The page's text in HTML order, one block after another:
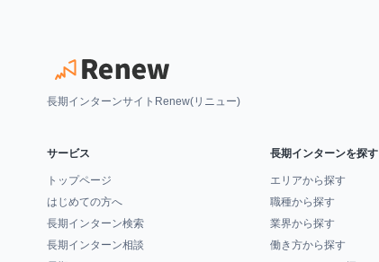
長期インターンサイトRenew(リニュー)
サービス
トップページ
はじめての方へ
長期インターン検索
長期インターン相談
長期インターンを探す
エリアから探す
職種から探す
業界から探す
働き方から探す